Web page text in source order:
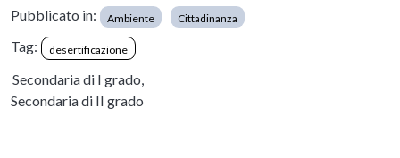
Pubblicato in: Ambiente Cittadinanza
Tag: desertificazione
Secondaria di I grado,
Secondaria di II grado